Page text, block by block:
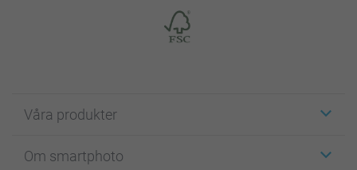
Våra produkter
Fotokort
Om smartphoto